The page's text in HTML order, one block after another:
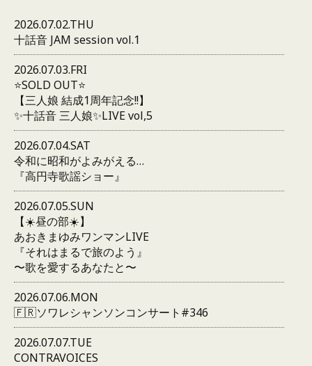
2026.07.02.THU
十話音 JAM session vol.1
2026.07.03.FRI
⭐️SOLD OUT⭐️
【三人娘 結成1周年記念!!】
✨十話音 三人娘✨LIVE vol,5
2026.07.04.SAT
令和に昭和がよみがえる…
『高円寺歌謡ショー』
2026.07.05.SUN
【☀️昼の部☀️】
あおきまゆみワンマンLIVE
『それはまるで旅のよう』
〜歌を愛するあなたと〜
2026.07.06.MON
🇫🇷ソワレシャンソンコンサート#346
2026.07.07.TUE
CONTRAVOICES